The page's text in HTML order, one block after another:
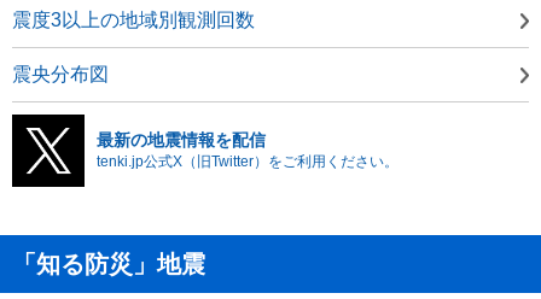
震度3以上の地域別観測回数
震央分布図
最新の地震情報を配信
tenki.jp公式X（旧Twitter）をご利用ください。
「知る防災」地震